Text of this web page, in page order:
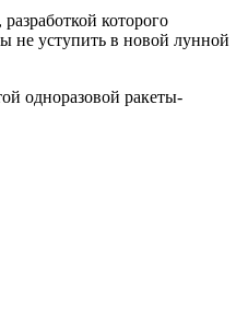
которого
не уступить в новой лунной
одноразовой ракеты-